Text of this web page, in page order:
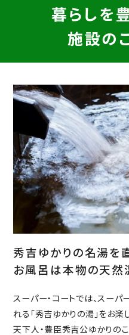
暮らしを
施設の
秀吉ゆかりの名湯を
お風呂は本物の天然
スーパー・コートでは、スー
れる「秀吉ゆかりの湯」をお楽
天下人・豊臣秀吉公ゆかりの